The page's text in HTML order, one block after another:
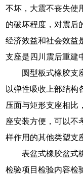
不坏，大震不丧失使
的破坏程度，对震后
经济效益和社会效益
支座是四川震后重建
圆型板式橡胶支
以弹性吸收上部结构
压面与矩形支座相比
座安装方便，可以不
样作用的其他类塑支
表盆式橡胶盆式
检验项目检验内容检